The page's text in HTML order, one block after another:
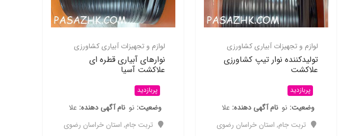
لوازم و تجهیزات آبیاری کشاورزی
تولیدکننده نوار تیپ کشاورزی
علاکشت
پربازدید
وضعیت نو نام آگهی دهنده علا
تربت جام, استان خراسان رضوی
لوازم و تجهیزات آبیاری کشاورزی
نوارهای آبیاری قطره ای
علاکشت آسیا
پربازدید
وضعیت نو نام آگهی دهنده علا
تربت جام, استان خراسان رضوی